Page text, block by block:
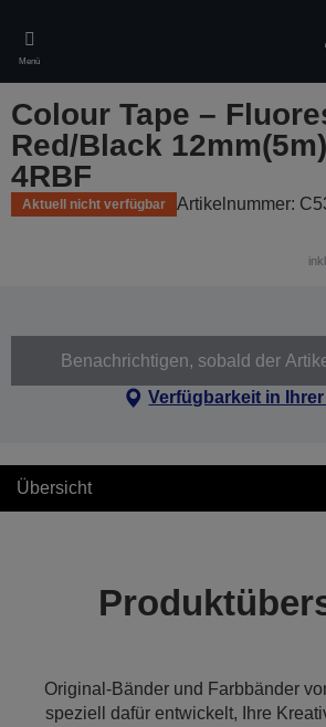
main
content
Menü
Colour Tape –
Red/Black
4RBF
Aktuell nicht verfügbar Artikelnummer:
Benachrichtigen, sobald der
Verfügbarkeit in
Übersicht
Original-Bänder und Farbbänder
speziell dafür entwickelt, Ihre